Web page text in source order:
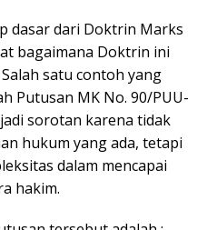
dasar dari Doktrin Marks
bagaimana Doktrin ini
satu contoh yang
Putusan MK No. 90/PUU-
sorotan karena tidak
hukum yang ada, tetapi
dalam mencapai
hakim.